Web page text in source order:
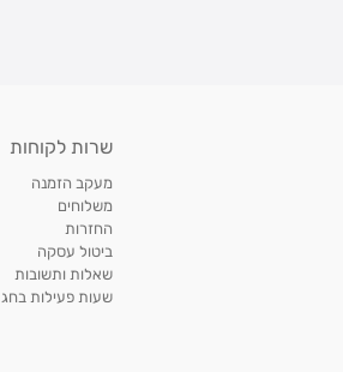
שרות לקוחות
מעקב הזמנה
משלוחים
החזרות
ביטול עסקה
שאלות ותשובות
שעות פעילות בחג